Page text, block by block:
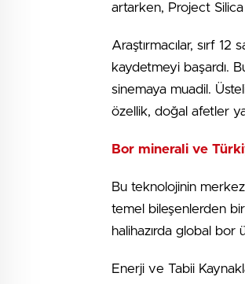
artarken, Project Silica
Araştırmacılar, sırf
kaydetmeyi başardı.
sinemaya muadil.
özellik, doğal afetler
Bor minerali ve
Bu teknolojinin
temel bileşenlerden
halihazırda global
Enerji ve Tabii